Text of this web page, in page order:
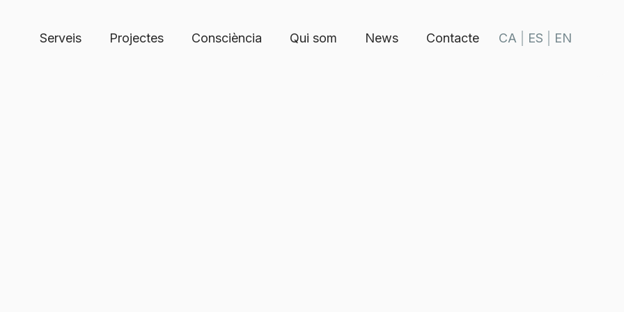
Serveis Projectes Consciència Qui som News Contacte